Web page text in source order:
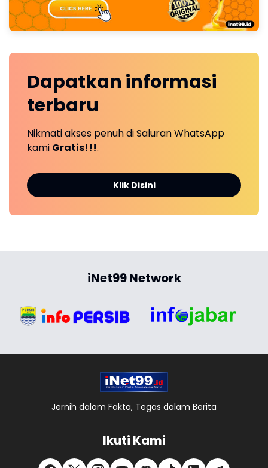
Dapatkan informasi
terbaru
Nikmati akses penuh di Saluran WhatsApp
kami Gratis!!!.
Klik Disini
iNet99 Network
Jernih dalam Fakta, Tegas dalam Berita
Ikuti Kami